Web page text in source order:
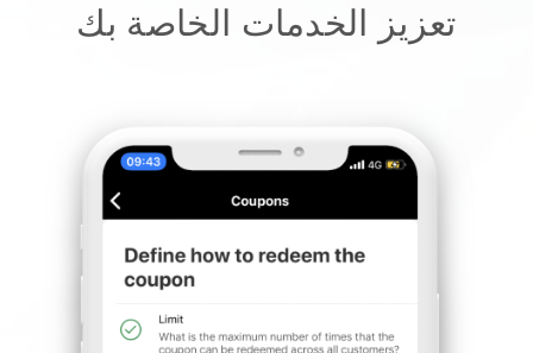
تعزيز الخدمات الخاصة بك